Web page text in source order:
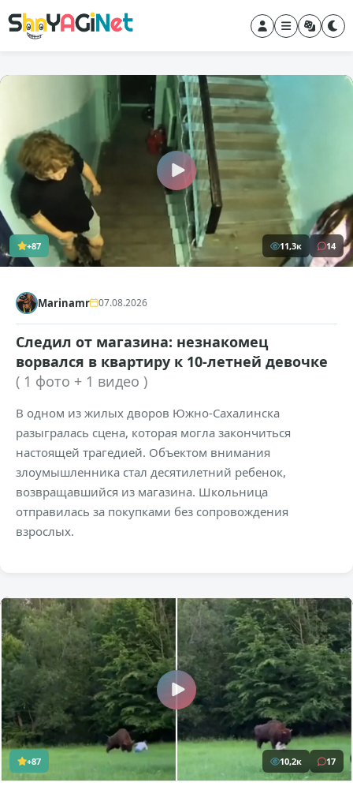
+87 11,3к 14
Marinamr 07.08.2026
Следил от магазина: незнакомец
ворвался в квартиру к 10-летней девочке
( 1 фото + 1 видео )
В одном из жилых дворов Южно-Сахалинска
разыгралась сцена, которая могла закончиться
настоящей трагедией. Объектом внимания
злоумышленника стал десятилетний ребенок,
возвращавшийся из магазина. Школьница
отправилась за покупками без сопровождения
взрослых.
+87 10,2к 17